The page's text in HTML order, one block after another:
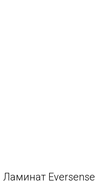
Ламинат Eversense